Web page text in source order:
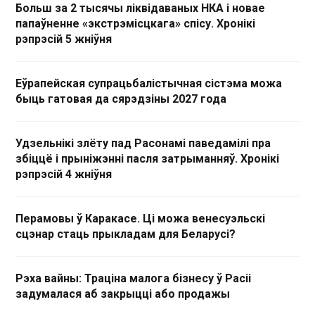
Больш за 2 тысячы ліквідаваных НКА і новае
папаўненне «экстрэмісцкага» спісу. Хронікі
рэпрэсій 5 жніўня
Еўрапейская супрацьбалістычная сістэма можа
быць гатовая да сярэдзіны 2027 года
Удзельнікі злёту пад Расонамі паведамілі пра
збіццё і прыніжэнні пасля затрыманняў. Хронікі
рэпрэсій 4 жніўня
Перамовы ў Каракасе. Ці можа венесуэльскі
сцэнар стаць прыкладам для Беларусі?
Рэха вайны: Траціна малога бізнесу ў Расіі
задумалася аб закрыцці або продажы